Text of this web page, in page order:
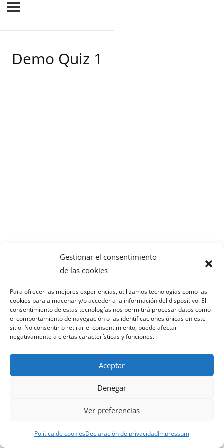
Gestionar el consentimiento
de las cookies
Para ofrecer las mejores experiencias, utilizamos tecnologías como las
cookies para almacenar y/o acceder a la información del dispositivo. El
consentimiento de estas tecnologías nos permitirá procesar datos como
el comportamiento de navegación o las identificaciones únicas en este
sitio. No consentir o retirar el consentimiento, puede afectar
negativamente a ciertas características y funciones.
Aceptar
Denegar
Ver preferencias
Política de cookiesDeclaración de privacidadImpressum
Demo Quiz 1